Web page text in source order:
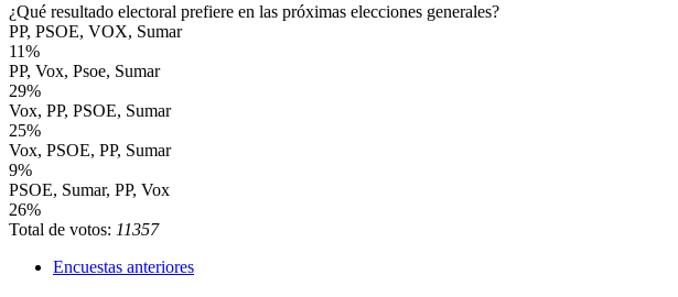
¿Qué resultado electoral prefiere en las próximas elecciones generales?
PP, PSOE, VOX, Sumar
11%
PP, Vox, Psoe, Sumar
29%
Vox, PP, PSOE, Sumar
25%
Vox, PSOE, PP, Sumar
9%
PSOE, Sumar, PP, Vox
26%
Total de votos: 11357
Encuestas anteriores